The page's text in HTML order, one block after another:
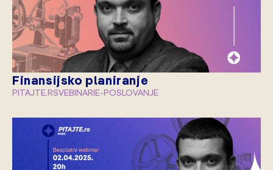
Finansijsko planiranje
PITAJTE.RSVEBINARIE-POSLOVANJE